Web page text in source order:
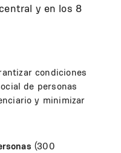
y en los 8
condiciones
de personas
y minimizar
(300